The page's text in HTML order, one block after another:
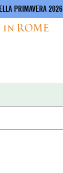
PRIMAVERA 2026